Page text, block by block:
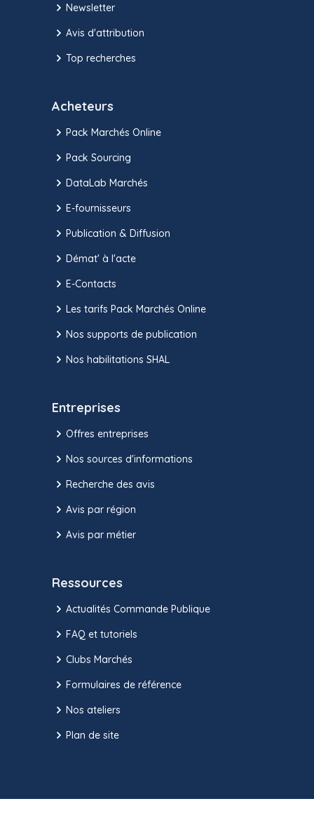
Newsletter
Avis d'attribution
Top recherches
Acheteurs
Pack Marchés Online
Pack Sourcing
DataLab Marchés
E-fournisseurs
Publication & Diffusion
Démat' à l'acte
E-Contacts
Les tarifs Pack Marchés Online
Nos supports de publication
Nos habilitations SHAL
Entreprises
Offres entreprises
Nos sources d'informations
Recherche des avis
Avis par région
Avis par métier
Ressources
Actualités Commande Publique
FAQ et tutoriels
Clubs Marchés
Formulaires de référence
Nos ateliers
Plan de site